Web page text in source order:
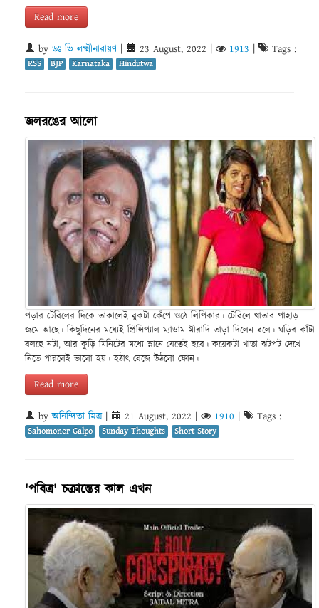
Read more
byডঃ ভি লক্ষ্মীনারায়ণ 23 August, 2022 1913 Tags :
RSS BJP Karnataka Hindutwa
জলরঙের আলো
পড়ার টেবিলের দিকে তাকালেই বুকটা কেঁপে ওঠে লিপিকার। টেবিলে খাতার পাহাড়
জমে আছে। কিছুদিনের মধ্যেই প্রিন্সিপ্যাল ম্যাডাম মীরাদি তাড়া দিলেন বলে। ঘড়ির কাঁটা
বলছে নটা, আর কুড়ি মিনিটের মধ্যে স্নানে যেতেই হবে। কয়েকটা খাতা ঝটপট দেখে
নিতে পারলেই ভালো হয়। হঠাৎ বেজে উঠলো ফোন।
Read more
byঅনিন্দিতা মিত্র| 21 August, 2022 1910 Tags :
Sahomoner Galpo Sunday Thoughts Short Story
'পবিত্র' চক্রান্তের কাল এখন